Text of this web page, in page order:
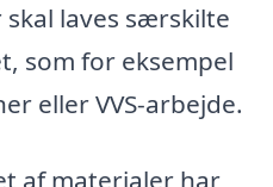
laves særskilte
som for eksempel
eller VVS-arbejde.
af materialer har